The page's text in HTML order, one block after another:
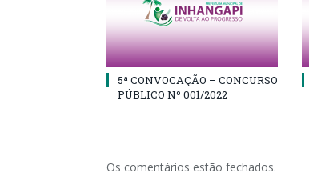
5ª CONVOCAÇÃO – CONCURSO
PÚBLICO Nº 001/2022
Os comentários estão fechados.